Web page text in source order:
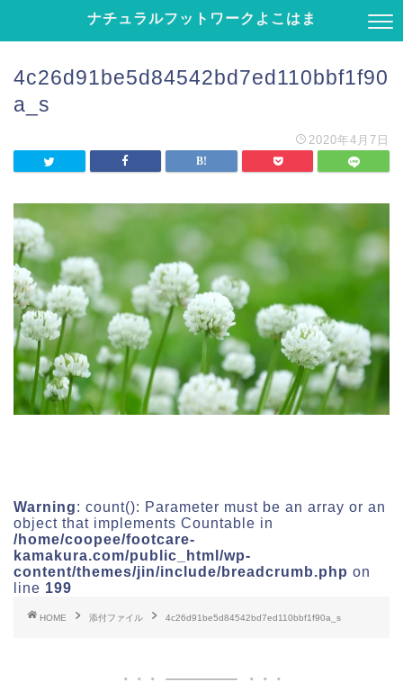
ナチュラルフットワークよこはま
4c26d91be5d84542bd7ed110bbf1f90
a_s
2020年4月7日
Warning: count(): Parameter must be an array or an
object that implements Countable in
/home/coopee/footcare-
kamakura.com/public_html/wp-
content/themes/jin/include/breadcrumb.php on
line 199
HOME 添付ファイル 4c26d91be5d84542bd7ed110bbf1f90a_s